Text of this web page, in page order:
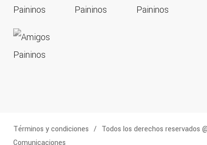
Términos y condiciones
Todos los derechos reservados